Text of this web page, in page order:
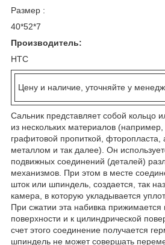
Размер :
40*52*7
Производитель:
HTC
Цену и наличие, уточняйте у
Сальник представляет собой кольцо
из нескольких материалов (например,
графитовой пропиткой,
металлом и так далее). Он
подвижных соединений (деталей)
механизмов. При этом в месте
шток или шпиндель, создается, так
камера, в которую укладывается
При сжатии эта набивка прижимается
поверхности и к цилиндрической
счет этого соединение получается
шпиндель не может совершать